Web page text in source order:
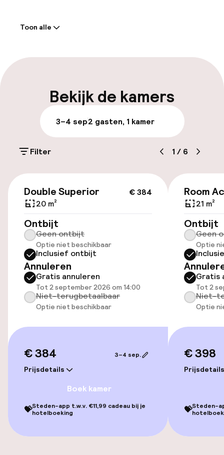
Meertalige medewerkers
Parkeren & mobiliteit
Parkeergelegenheid op eigen terrein
(buiten)
Parkeergelegenheid op eigen terrein
(binnen)
Openbaar parkeren
Fietsverhuur
Toegankelijkheid
Fitnessruimte / gym
Entertainment
Toon alle
Bekijk de kamers
3–4 sep2 gasten, 1 kamer
Filter 1 / 6
€ 384
Double Superior
20 m²
Ontbijt
Geen ontbijt
Optie niet beschikbaar
Inclusief ontbijt
Annuleren
Gratis annuleren
Tot 2 september 2026 om 14:00
Niet-terugbetaalbaar
Optie niet beschikbaar
€ 384
Prijsdetails
3–4 sep.
Boek kamer
💝Steden-app t.w.v. €11,99 cadeau bij je
hotelboeking
Room
21 m²
Ontbijt
Geen
Optie
Gratis
Tot 2
Niet-
Optie
€ 398
Prijsdetails
💝Steden-